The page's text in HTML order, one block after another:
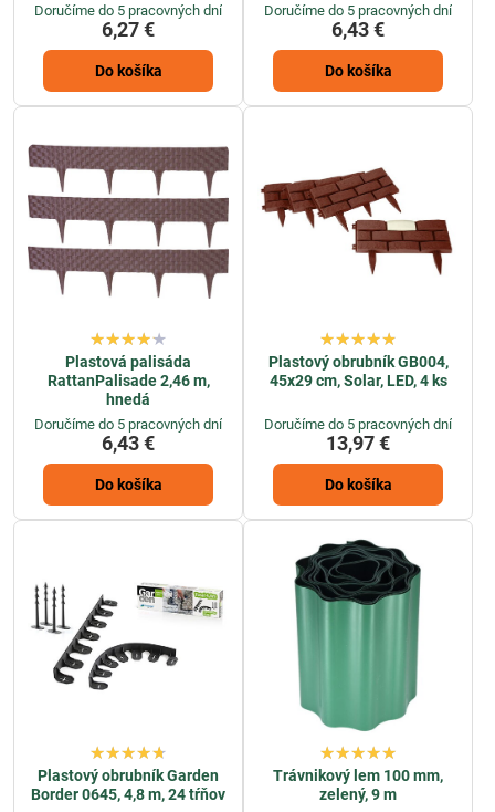
Doručíme do 5 pracovných dní
6,27 €
Do košíka
Doručíme do 5 pracovných dní
6,43 €
Do košíka
Plastová palisáda
RattanPalisade 2,46 m,
hnedá
Doručíme do 5 pracovných dní
6,43 €
Do košíka
Plastový obrubník GB004,
45x29 cm, Solar, LED, 4 ks
Doručíme do 5 pracovných dní
13,97 €
Do košíka
Plastový obrubník Garden
Border 0645, 4,8 m, 24 tŕňov
Trávnikový lem 100 mm,
zelený, 9 m